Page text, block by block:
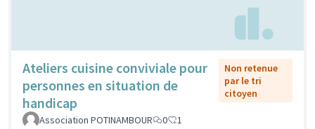
Ateliers cuisine conviviale pour
personnes en situation de
handicap
Non retenue
par le tri
citoyen
Association POTINAMBOUR 0 1